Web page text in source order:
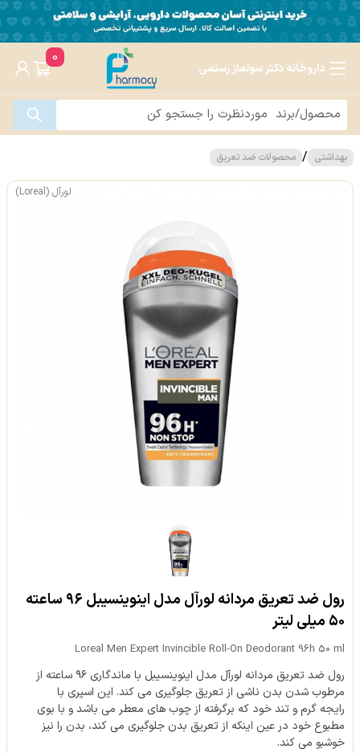
داروخانه دکتر سولماز رستمی
0
بهداشتی / محصولات ضد تعریق
لورآل (Loreal)
رول ضد تعریق مردانه لورآل مدل اینوینسیبل ۹۶ ساعته
۵۰ میلی لیتر
Loreal Men Expert Invincible Roll-On Deodorant 96h 50 ml
رول ضد تعریق مردانه لورآل مدل اینوینسیبل با ماندگاری ۹۶ ساعته از
مرطوب شدن بدن ناشی از تعریق جلوگیری می کند. این اسپری با
رایجه گرم و تند خود که برگرفته از چوب های معطر می باشد و با بوی
مطبوع خود در عین اینکه از تعریق بدن جلوگیری می کند، بدن را نیز
خوشبو می کند.